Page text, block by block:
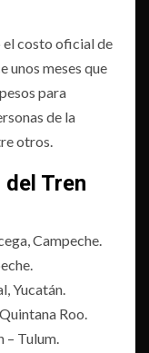
el costo oficial de
unos meses que
para
de la
otros.
Tren
Campeche.
Yucatán.
Roo.
– Tulum.